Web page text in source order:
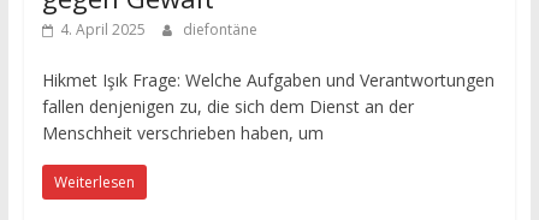
4. April 2025 diefontäne
Hikmet Işık Frage: Welche Aufgaben und Verantwortungen
fallen denjenigen zu, die sich dem Dienst an der
Menschheit verschrieben haben, um
Weiterlesen